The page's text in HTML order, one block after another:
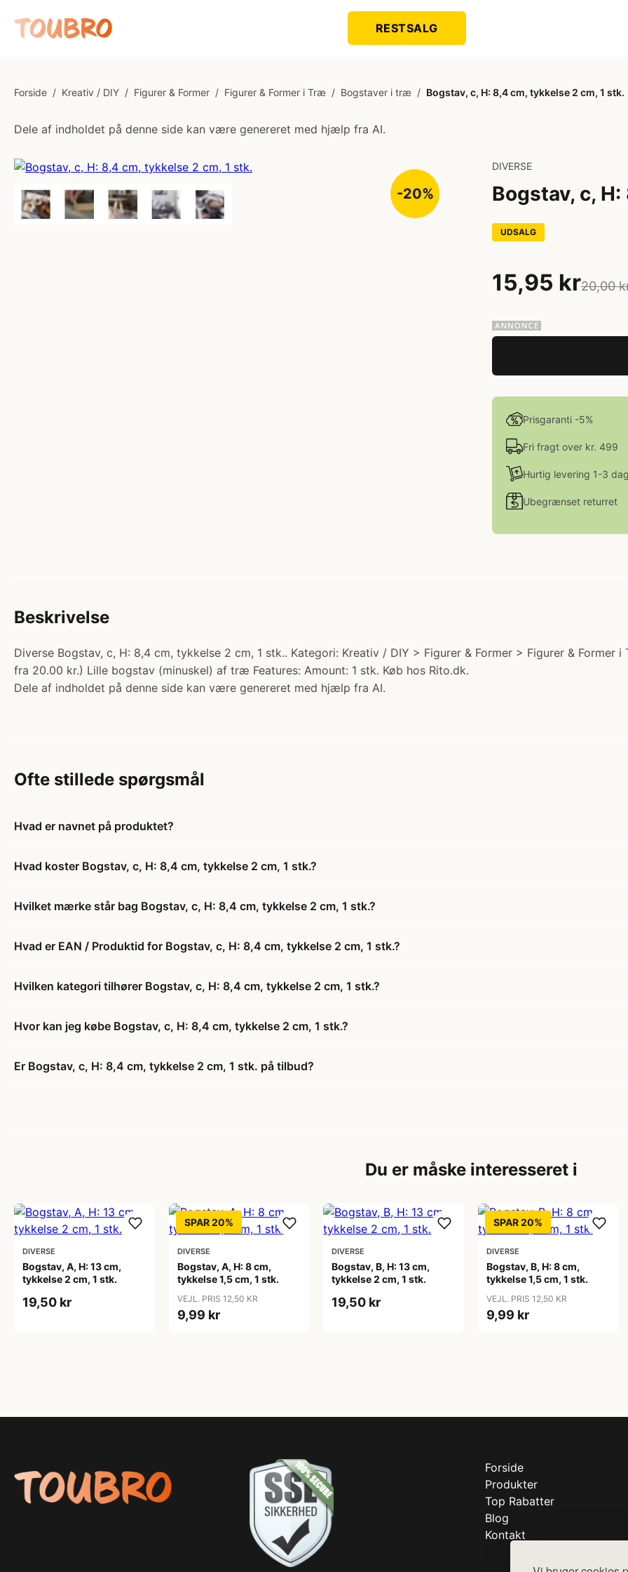
RESTSALG
Forside / Kreativ / DIY / Figurer & Former / Figurer & Former i Træ / Bogstaver i træ / Bogstav, c, H: 8,4 cm, tykkelse 2 cm, 1 stk.
Dele af indholdet på denne side kan være genereret med hjælp fra AI.
-20%
DIVERSE
Bogstav, c,
UDSALG
15,95 kr20,00
Prisgaranti -5%
Fri fragt over kr. 499
Hurtig levering 1-3
Ubegrænset returret
Beskrivelse
Diverse Bogstav, c, H: 8,4 cm, tykkelse 2 cm, 1 stk.. Kategori: Kreativ / DIY > Figurer & Former > Figurer &
fra 20.00 kr.) Lille bogstav (minuskel) af træ Features: Amount: 1 stk. Køb hos Rito.dk.
Dele af indholdet på denne side kan være genereret med hjælp fra AI.
Ofte stillede spørgsmål
Hvad er navnet på produktet?
Hvad koster Bogstav, c, H: 8,4 cm, tykkelse 2 cm, 1 stk.?
Hvilket mærke står bag Bogstav, c, H: 8,4 cm, tykkelse 2 cm, 1 stk.?
Hvad er EAN / Produktid for Bogstav, c, H: 8,4 cm, tykkelse 2 cm, 1 stk.?
Hvilken kategori tilhører Bogstav, c, H: 8,4 cm, tykkelse 2 cm, 1 stk.?
Hvor kan jeg købe Bogstav, c, H: 8,4 cm, tykkelse 2 cm, 1 stk.?
Er Bogstav, c, H: 8,4 cm, tykkelse 2 cm, 1 stk. på tilbud?
Du er måske interesseret i
DIVERSE
Bogstav, A, H: 13 cm,
tykkelse 2 cm, 1 stk.
19,50 kr
SPAR 20%
DIVERSE
Bogstav, A, H: 8 cm,
tykkelse 1,5 cm, 1 stk.
VEJL. PRIS 12,50 KR
9,99 kr
DIVERSE
Bogstav, B, H: 13 cm,
tykkelse 2 cm, 1 stk.
19,50 kr
SPAR 20%
DIVERSE
Bogstav, B, H: 8 cm,
tykkelse 1,5 cm, 1 stk.
VEJL. PRIS 12,50 KR
9,99 kr
Forside
Produkter
Top Rabatter
Blog
Kontakt